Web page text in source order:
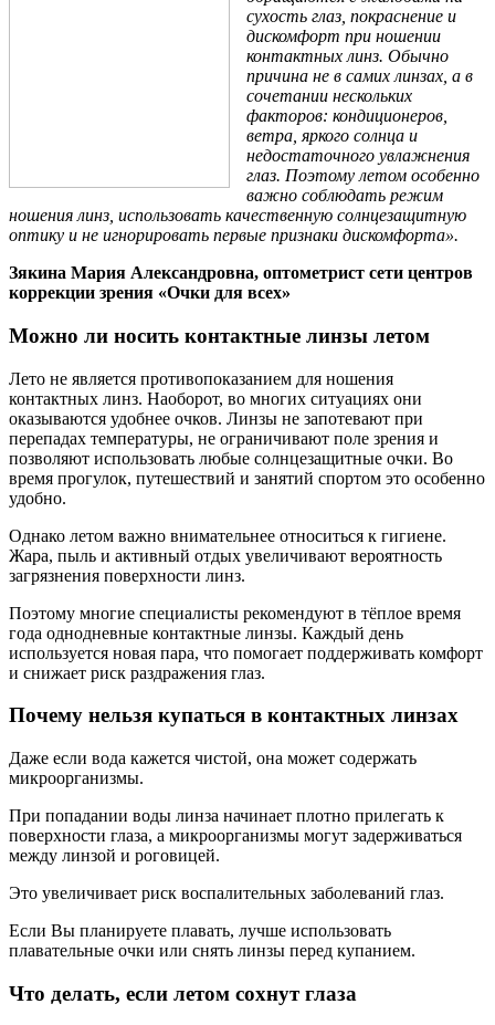
сухость глаз, покраснение и
дискомфорт при ношении
контактных линз. Обычно
причина не в самих линзах, а в
сочетании нескольких
факторов: кондиционеров,
ветра, яркого солнца и
недостаточного увлажнения
глаз. Поэтому летом особенно
важно соблюдать режим
ношения линз, использовать качественную солнцезащитную
оптику и не игнорировать первые признаки дискомфорта».
Зякина Мария Александровна, оптометрист сети центров
коррекции зрения «Очки для всех»
Можно ли носить контактные линзы летом
Лето не является противопоказанием для ношения
контактных линз. Наоборот, во многих ситуациях они
оказываются удобнее очков. Линзы не запотевают при
перепадах температуры, не ограничивают поле зрения и
позволяют использовать любые солнцезащитные очки. Во
время прогулок, путешествий и занятий спортом это особенно
удобно.
Однако летом важно внимательнее относиться к гигиене.
Жара, пыль и активный отдых увеличивают вероятность
загрязнения поверхности линз.
Поэтому многие специалисты рекомендуют в тёплое время
года однодневные контактные линзы. Каждый день
используется новая пара, что помогает поддерживать комфорт
и снижает риск раздражения глаз.
Почему нельзя купаться в контактных линзах
Даже если вода кажется чистой, она может содержать
микроорганизмы.
При попадании воды линза начинает плотно прилегать к
поверхности глаза, а микроорганизмы могут задерживаться
между линзой и роговицей.
Это увеличивает риск воспалительных заболеваний глаз.
Если Вы планируете плавать, лучше использовать
плавательные очки или снять линзы перед купанием.
Что делать, если летом сохнут глаза